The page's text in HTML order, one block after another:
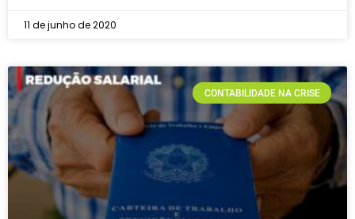
11 de junho de 2020
CONTABILIDADE NA CRISE